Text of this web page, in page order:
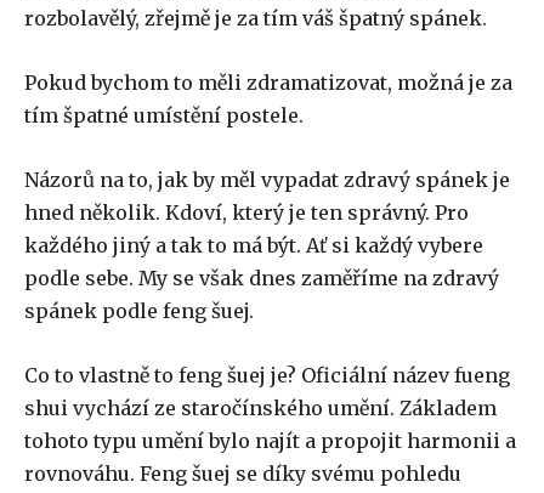
rozbolavělý, zřejmě je za tím váš špatný spánek.
Pokud bychom to měli zdramatizovat, možná je za
tím špatné umístění postele.
Názorů na to, jak by měl vypadat zdravý spánek je
hned několik. Kdoví, který je ten správný. Pro
každého jiný a tak to má být. Ať si každý vybere
podle sebe. My se však dnes zaměříme na zdravý
spánek podle feng šuej.
Co to vlastně to feng šuej je? Oficiální název fueng
shui vychází ze staročínského umění. Základem
tohoto typu umění bylo najít a propojit harmonii a
rovnováhu. Feng šuej se díky svému pohledu